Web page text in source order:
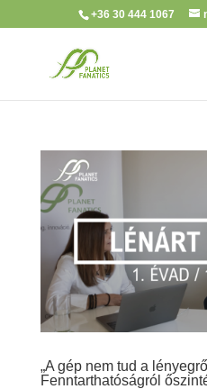
+36 30 444 1067
„A gép nem tud a
Fenntarthatóságról